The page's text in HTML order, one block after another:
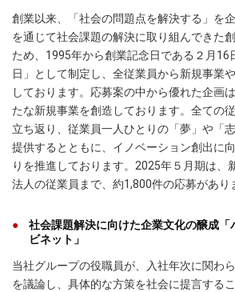
創業以来、「社会の問題点を解決する」を
を通じて社会課題の解決に取り組んできた
ため、1995年から創業記念日である２月16
日」として制定し、全従業員から新規事業
しております。応募案の中から優れた企画
たな新規事業を創造しております。全ての
立ち返り、従業員一人ひとりの「夢」や「
提供するとともに、イノベーション創出に
りを推進しております。2025年５月期は、
法人の従業員まで、約1,800件の応募があり
社会課題解決に向けた企業文化の醸成「
ビネット」
当社グループの役職員が、入社年次に関わ
を議論し、具体的な方策を社会に提言する